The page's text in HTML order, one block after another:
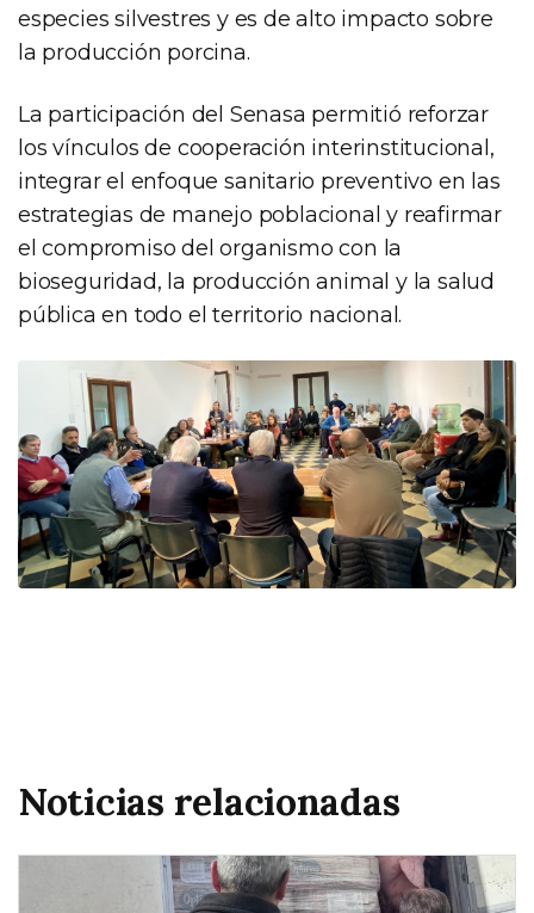
especies silvestres y es de alto impacto sobre
la producción porcina.
La participación del Senasa permitió reforzar
los vínculos de cooperación interinstitucional,
integrar el enfoque sanitario preventivo en las
estrategias de manejo poblacional y reafirmar
el compromiso del organismo con la
bioseguridad, la producción animal y la salud
pública en todo el territorio nacional.
Noticias relacionadas